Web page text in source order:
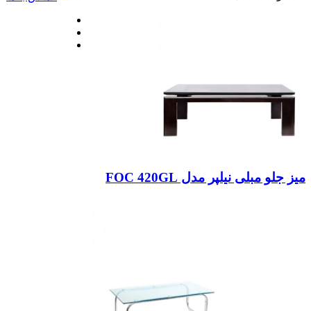
میز جلو مبلی نیلپر مدل FOC 420GL